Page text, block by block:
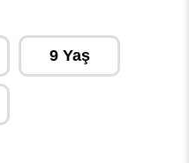
9 Yaş